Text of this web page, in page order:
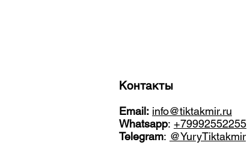
Контакты
Email: info@tiktakmir.ru
Whatsapp: +79992552255
Telegram: @YuryTiktakmir